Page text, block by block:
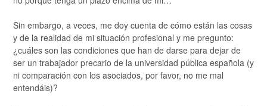
Sin embargo, a veces, me doy cuenta de cómo están las cosas
y de la realidad de mi situación profesional y me pregunto:
¿cuáles son las condiciones que han de darse para dejar de
ser un trabajador precario de la universidad pública española (y
ni comparación con los asociados, por favor, no me mal
entendáis)?